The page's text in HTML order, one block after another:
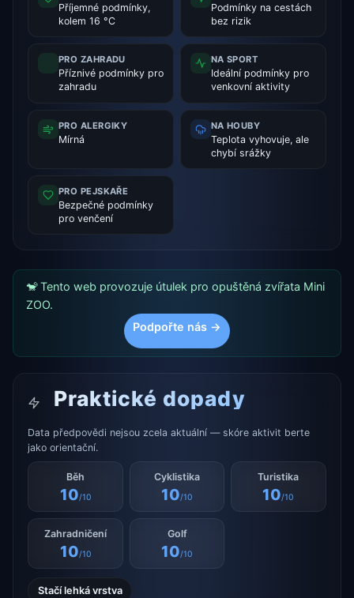
Příjemné podmínky,
kolem 16 °C
Podmínky na cestách
bez rizik
PRO ZAHRADU
Příznivé podmínky pro
zahradu
NA SPORT
Ideální podmínky pro
venkovní aktivity
PRO ALERGIKY
Mírná
NA HOUBY
Teplota vyhovuje, ale
chybí srážky
PRO PEJSKAŘE
Bezpečné podmínky
pro venčení
🐒 Tento web provozuje útulek pro opuštěná zvířata Mini
ZOO.
Podpořte nás →
Praktické dopady
Data předpovědi nejsou zcela aktuální — skóre aktivit berte
jako orientační.
Běh
10/10
Cyklistika
10/10
Turistika
10/10
Zahradničení
10/10
Golf
10/10
Stačí lehká vrstva